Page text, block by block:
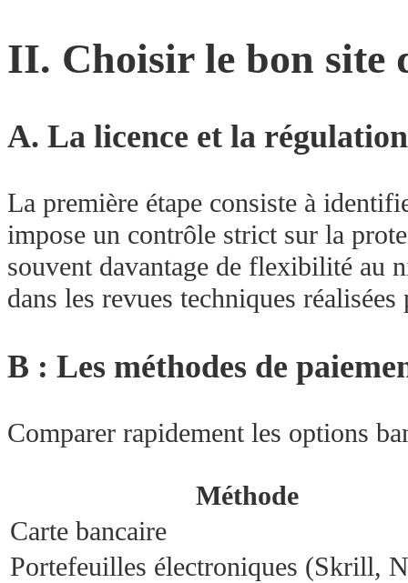
II. Choisir le bon site
A. La licence et la régulation
La première étape consiste à
impose un contrôle strict sur la
souvent davantage de flexibilité au
dans les revues techniques
B : Les méthodes de
Comparer rapidement les options
Méthode
Carte bancaire
Portefeuilles électroniques (Skrill,